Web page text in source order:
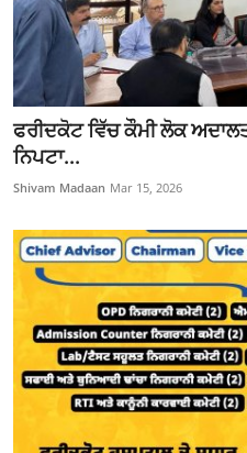
ਫਰੀਦਕੋਟ ਵਿੱਚ ਕੌਮੀ ਲੋਕ
ਨਿਪਟਾ...
Shivam Madaan Mar 15, 2026